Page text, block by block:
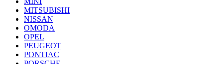
MITSUBISHI
NISSAN
OMODA
OPEL
PEUGEOT
PONTIAC
PORSCHE